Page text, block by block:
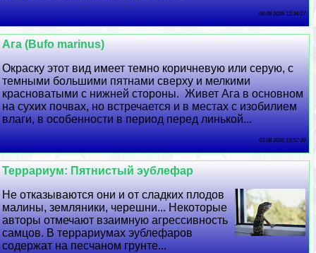
04 08 2026 12:34:17
Ага (Bufo marinus)
Окраску этот вид имеет темно коричневую или серую, с
темными большими пятнами сверху и мелкими
красноватыми с нижней стороны. Живет Ага в основном
на сухих почвах, но встречается и в местах с изобилием
влаги, в особенности в период перед линькой...
03 08 2026 19:57:39
Террариум: Пятнистый эублефар
Не отказываются они и от сладких плодов
малины, земляники, черешни... Некоторые
авторы отмечают взаимную агрессивность
самцов. В террариумах эублефаров
содержат на песчаном грунте...